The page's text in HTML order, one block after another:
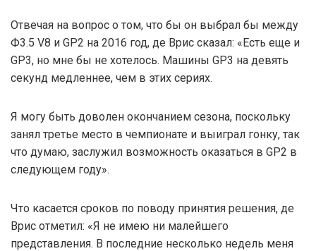
Отвечая на вопрос о том, что бы он выбрал бы между
Ф3.5 V8 и GP2 на 2016 год, де Врис сказал: «Есть еще и
GP3, но мне бы не хотелось. Машины GP3 на девять
секунд медленнее, чем в этих сериях.
Я могу быть доволен окончанием сезона, поскольку
занял третье место в чемпионате и выиграл гонку, так
что думаю, заслужил возможность оказаться в GP2 в
следующем году».
Что касается сроков по поводу принятия решения, де
Врис отметил: «Я не имею ни малейшего
представления. В последние несколько недель меня